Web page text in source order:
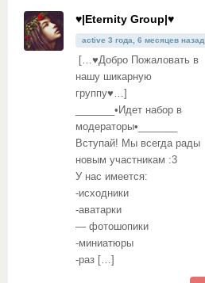
♥|Eternity Group|♥
active 3 года, 6 месяцев назад
[…♥Добро Пожаловать в
нашу шикарную
группу♥…]
_______•Идет набор в
модераторы•_______
Вступай! Мы всегда рады
новым участникам :3
У нас имеется:
-исходники
-аватарки
— фотошопики
-миниатюры
-раз […]